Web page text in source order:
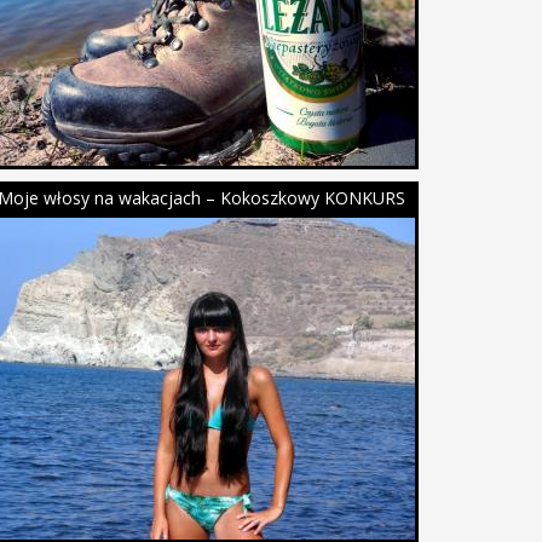
włosy na wakacjach – Kokoszkowy KONKURS